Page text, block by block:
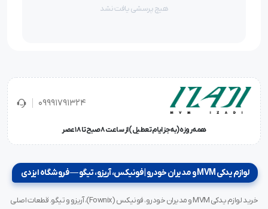
هیچ پرسشی یافت نشد
09991791324
همه‌روزه (به‌جز ایام تعطیل) از ساعت ۸ صبح تا ۱۸ عصر
لوازم یدکی MVM و مدیران خودرو | فونیکس، آریزو، تیگو — فروشگاه ایزدی
خرید لوازم یدکی MVM و مدیران خودرو، فونیکس (Fownix)، آریزو و تیگو. قطعات اصلی